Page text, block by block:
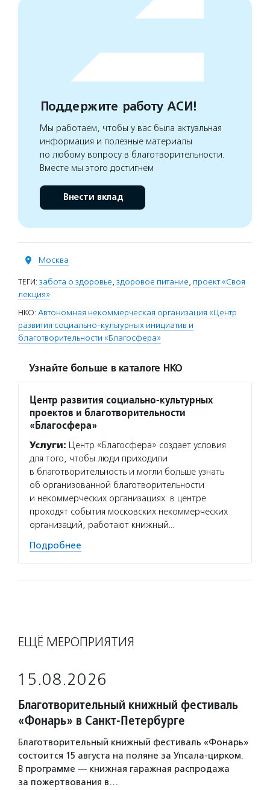
Поддержите работу АСИ!
Мы работаем, чтобы у вас была актуальная
информация и полезные материалы
по любому вопросу в благотворительности.
Вместе мы этого достигнем
Внести вклад
Москва
ТЕГИ: забота о здоровье, здоровое питание, проект «Своя
лекция»
НКО: Автономная некоммерческая организация «Центр
развития социально-культурных инициатив и
благотворительности «Благосфера»
Узнайте больше в каталоге НКО
Центр развития социально-культурных
проектов и благотворительности
«Благосфера»
Услуги: Центр «Благосфера» создает условия
для того, чтобы люди приходили
в благотворительность и могли больше узнать
об организованной благотворительности
и некоммерческих организациях: в центре
проходят события московских некоммерческих
организаций, работают книжный…
Подробнее
ЕЩЁ МЕРОПРИЯТИЯ
15.08.2026
Благотворительный книжный фестиваль
«Фонарь» в Санкт-Петербурге
Благотворительный книжный фестиваль «Фонарь»
состоится 15 августа на поляне за Упсала-цирком.
В программе — книжная гаражная распродажа
за пожертвования в…